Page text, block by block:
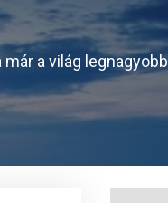
a világ legnagyobb